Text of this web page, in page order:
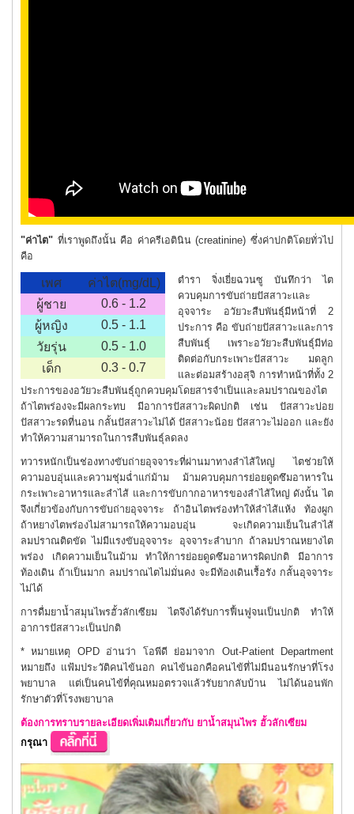
"ค่าไต" ที่เราพูดถึงนั้น คือ ค่าครีเอตินิน (creatinine) ซึ่งค่าปกติโดยทั่วไป
คือ
เพศ
ค่าไต(mg/dL)
ผู้ชาย
0.6 - 1.2
ผู้หญิง
0.5 - 1.1
วัยรุ่น
0.5 - 1.0
เด็ก
0.3 - 0.7
ตำรา จิ่งเยี่ยฉวนซู บันทึกว่า ไต
ควบคุมการขับถ่ายปัสสาวะเเละ
อุจจาระ อวัยวะสืบพันธุ์มีหน้าที่ 2
ประการ คือ ขับถ่ายปัสสาวะและการ
สืบพันธุ์ เพราะอวัยวะสืบพันธุ์มีท่อ
ติดต่อกับกระเพาะปัสสาวะ มดลูก
และต่อมสร้างอสุจิ การทำหน้าที่ทั้ง 2
ประการของอวัยวะสืบพันธุ์ถูกควบคุมโดยสารจำเป็นและลมปราณของไต
ถ้าไตพร่องจะมีผลกระทบ มีอาการปัสสาวะผิดปกติเช่น ปัสสาวะบ่อย
ปัสสาวะรดที่นอน กลั้นปัสสาวะไม่ได้ ปัสสาวะน้อย ปัสสาวะไม่ออก และยัง
ทำให้ความสามารถในการสืบพันธุ์ลดลง
ทวารหนักเป็นช่องทางขับถ่ายอุจจาระที่ผ่านมาทางลำไส้ใหญ่ ไตช่วยให้
ความอบอุ่นเเละความชุ่มฉ่ำแก่ม้าม ม้ามควบคุมการย่อยดูดซึมอาหารใน
กระเพาะอาหารและลำไส้ และการขับกากอาหารของลำไส้ใหญ่ ดังนั้น ไต
จึงเกี่ยวข้องกับการขับถ่ายอุจจาระ ถ้าอินไตพร่องทำให้ลำไส้แห้ง ท้องผูก
ถ้าหยางไตพร่องไม่สามารถให้ความอบอุ่น จะเกิดความเย็นในลำไส้
ลมปราณติดขัด ไม่มีแรงขับอุจจาระ อุจจาระลำบาก ถ้าลมปราณหยางไต
พร่อง เกิดความเย็นในม้าม ทำให้การย่อยดูดซึมอาหารผิดปกติ มีอาการ
ท้องเดิน ถ้าเป็นมาก ลมปราณไตไม่มั่นคง จะมีท้องเดินเรื้อรัง กลั้นอุจจาระ
ไม่ได้
การดื่มยาน้ำสมุนไพรฮั้วลักเซียม ไตจึงได้รับการฟื้นฟูจนเป็นปกติ ทำให้
อาการปัสสาวะเป็นปกติ
* หมายเหตุ OPD อ่านว่า โอพีดี ย่อมาจาก Out-Patient Department
หมายถึง แฟ้มประวัติคนไข้นอก คนไข้นอกคือคนไข้ที่ไม่มีนอนรักษาที่โรง
พยาบาล แต่เป็นคนไข้ที่คุณหมอตรวจแล้วรับยากลับบ้าน ไม่ได้นอนพัก
รักษาตัวที่โรงพยาบาล
ต้องการทราบรายละเอียดเพิ่มเติมเกี่ยวกับ ยาน้ำสมุนไพร ฮั้วลักเซียม
กรุณา